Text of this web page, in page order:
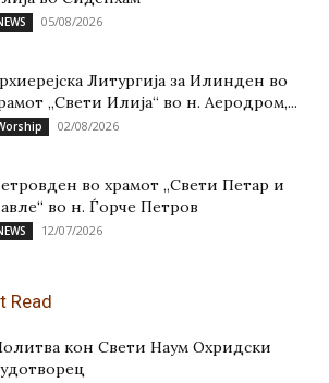
05/08/2026
Литургија за Илинден во
„Свети Илија“ во н. Аеродром,...
02/08/2026
во храмот „Свети Петар и
во н. Ѓорче Петров
12/07/2026
Read
кон Свети Наум Охридски